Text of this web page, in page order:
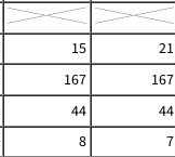
15 21
167 167
44 44
8 7